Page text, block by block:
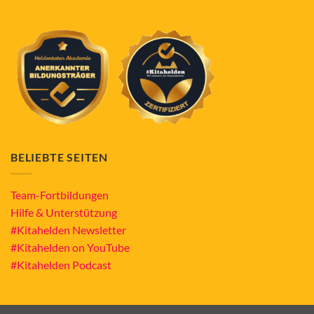
BELIEBTE SEITEN
Team-Fortbildungen
Hilfe & Unterstützung
#Kitahelden Newsletter
#Kitahelden on YouTube
#Kitahelden Podcast